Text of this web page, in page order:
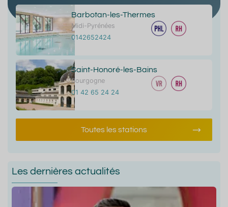
Barbotan-les-Thermes
Midi-Pyrénées
0142652424
Saint-Honoré-les-Bains
Bourgogne
01 42 65 24 24
Toutes les stations
Les dernières actualités